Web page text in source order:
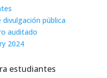
pública
auditado
2024
estudiantes